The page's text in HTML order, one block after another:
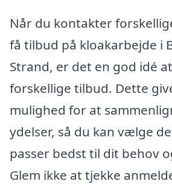
Når du kontakter
få tilbud på kloakarbejde i
Strand, er det en god idé
forskellige tilbud. Dette
mulighed for at
ydelser, så du kan vælge
passer bedst til dit behov
Glem ikke at tjekke